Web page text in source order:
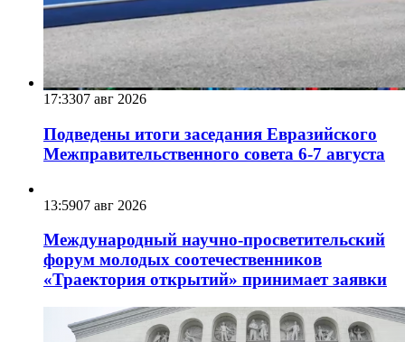
17:3307 авг 2026
Подведены итоги заседания Евразийского
Межправительственного совета 6-7 августа
13:5907 авг 2026
Международный научно-просветительский
форум молодых соотечественников
«Траектория открытий» принимает заявки